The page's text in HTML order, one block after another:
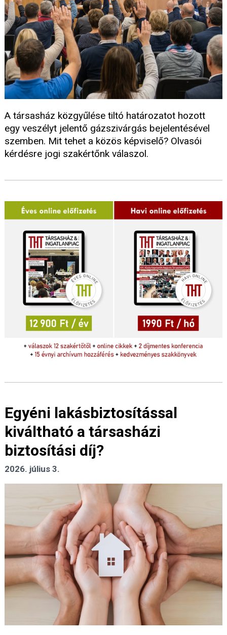
A társasház közgyűlése tiltó határozatot hozott
egy veszélyt jelentő gázszivárgás bejelentésével
szemben. Mit tehet a közös képviselő? Olvasói
kérdésre jogi szakértőnk válaszol.
Egyéni lakásbiztosítással
kiváltható a társasházi
biztosítási díj?
2026. július 3.